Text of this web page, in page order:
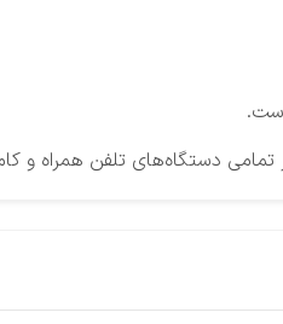
دستگاه‌های تلفن همراه و